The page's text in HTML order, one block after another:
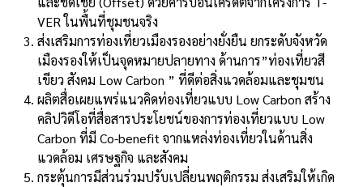
VER ในพื้นที่ชุมชนจริง
ส่งเสริมการท่องเที่ยวเมืองรองอย่างยั่งยืน ยกระดับจังหวัด
เมืองรองให้เป็นจุดหมายปลายทาง ด้านการ”ท่องเที่ยวสี
เขียว สังคม Low Carbon ” ที่ดีต่อสิ่งแวดล้อมและชุมชน
ผลิตสื่อเผยแพร่แนวคิดท่องเที่ยวแบบ Low Carbon สร้าง
คลิปวิดีโอที่สื่อสารประโยชน์ของการท่องเที่ยวแบบ Low
Carbon ที่มี Co-benefit จากแหล่งท่องเที่ยวในด้านสิ่ง
แวดล้อม เศรษฐกิจ และสังคม
กระตุ้นการมีส่วนร่วมปรับเปลี่ยนพฤติกรรม ส่งเสริมให้เกิด